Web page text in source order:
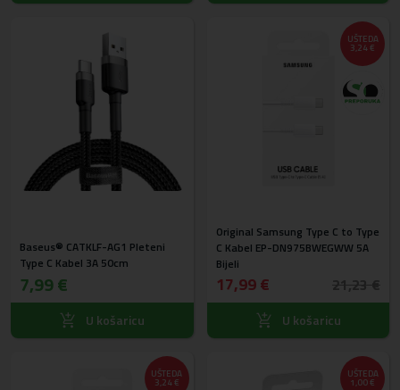
Baseus® CATKLF-AG1 Pleteni
Type C Kabel 3A 50cm
7,99 €
U košaricu
UŠTEDA
3,24 €
Original Samsung Type C to Type
C Kabel EP-DN975BWEGWW 5A
Bijeli
17,99 €
U košaricu
UŠTEDA
3,24 €
UŠTEDA
1,00 €